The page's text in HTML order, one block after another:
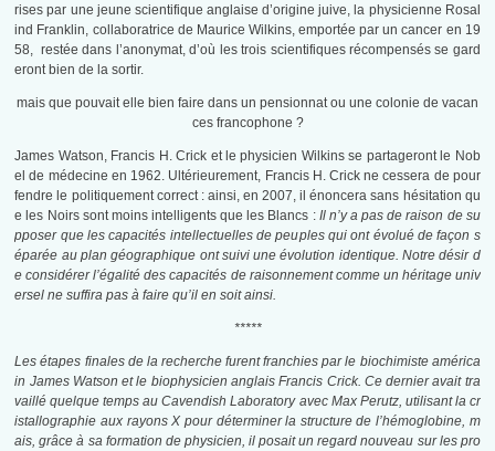
rises par une jeune scientifique anglaise d’origine juive, la physicienne Rosal
ind Franklin, collaboratrice de Maurice Wilkins, emportée par un cancer en 19
58, restée dans l’anonymat, d’où les trois scientifiques récompensés se gard
eront bien de la sortir.
mais que pouvait elle bien faire dans un pensionnat ou une colonie de vacan
ces francophone ?
James Watson, Francis H. Crick et le physicien Wilkins se partageront le Nob
el de médecine en 1962. Ultérieurement, Francis H. Crick ne cessera de pour
fendre le politiquement correct : ainsi, en 2007, il énoncera sans hésitation qu
e les Noirs sont moins intelligents que les Blancs : Il n’y a pas de raison de su
pposer que les capacités intellectuelles de peuples qui ont évolué de façon s
éparée au plan géographique ont suivi une évolution identique. Notre désir d
e considérer l’égalité des capacités de raisonnement comme un héritage univ
ersel ne suffira pas à faire qu’il en soit ainsi.
*****
Les étapes finales de la recherche furent franchies par le biochimiste américa
in James Watson et le biophysicien anglais Francis Crick. Ce dernier avait tra
vaillé quelque temps au Cavendish Laboratory avec Max Perutz, utilisant la cr
istallographie aux rayons X pour déterminer la structure de l’hémoglobine, m
ais, grâce à sa formation de physicien, il posait un regard nouveau sur les pro